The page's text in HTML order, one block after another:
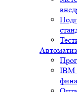
IBM